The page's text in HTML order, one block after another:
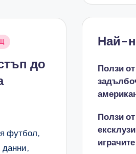
до
футбол,
данни,
Най-
Ползи
Ползи
играчите